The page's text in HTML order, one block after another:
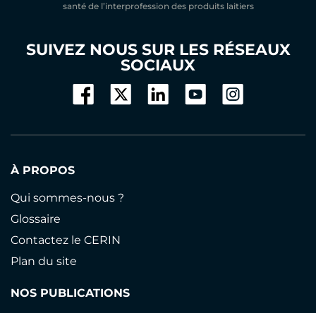
santé de l’interprofession des produits laitiers
SUIVEZ NOUS SUR LES RÉSEAUX
SOCIAUX
À PROPOS
Qui sommes-nous ?
Glossaire
Contactez le CERIN
Plan du site
NOS PUBLICATIONS